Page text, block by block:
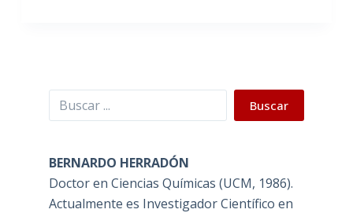
Buscar Buscar
BERNARDO HERRADÓN
Doctor en Ciencias Químicas (UCM, 1986).
Actualmente es Investigador Científico en